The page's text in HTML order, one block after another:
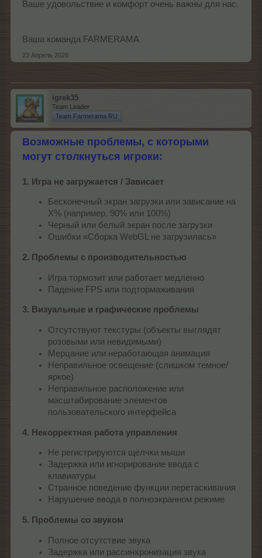
Ваше удовольствие и комфорт очень важны для нас.
Ваша команда FARMERAMA
23 Апрель 2026
igrek35
Team Leader
Team Farmerama RU
Возможные проблемы, с которыми
могут столкнуться игроки:
1. Игра не загружается / Зависает
Бесконечный экран загрузки или зависание на
X% (например, 90% или 100%)
Черный или белый экран после загрузки
Ошибки «Сборка WebGL не загрузилась»
2. Проблемы с производительностью
Игра тормозит или работает медленно
Падение FPS или подтормаживания
3. Визуальные и графические проблемы
Отсутствуют текстуры (объекты выглядят
розовыми или невидимыми)
Мерцание или неработающая анимация
Неправильное освещение (слишком темное/
яркое)
Неправильное расположение или
масштабирование элементов
пользовательского интерфейса
4. Некорректная работа управления
Не регистрируются щелчки мыши
Задержка или игнорирование ввода с
клавиатуры
Странное поведение функции перетаскивания
Нарушение ввода в полноэкранном режиме
5. Проблемы со звуком
Полное отсутствие звука
Задержка или рассинхронизация звука